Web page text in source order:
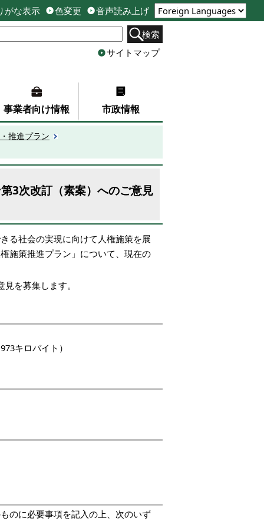
がな表示 色変更
音声読み上げ
検索
サイトマップ
事業者向け情報 市政情報
推進プラン
3次改訂（素案）へのご意見
る社会の実現に向けて人権施策を展
施策推進プラン」について、現在の
を募集します。
キロバイト）
のに必要事項を記入の上、次のいず